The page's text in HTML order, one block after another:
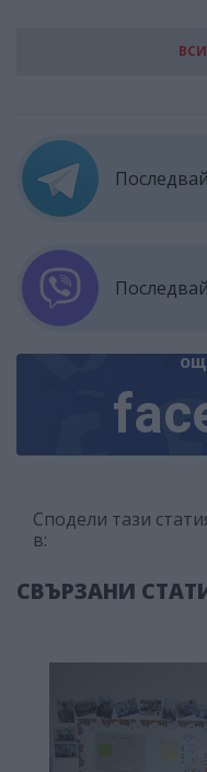
Сподели тази
в:
СВЪРЗАНИ